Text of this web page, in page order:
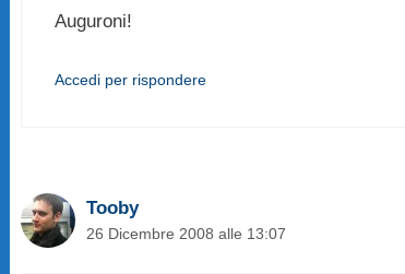
Auguroni!
Accedi per rispondere
Tooby
26 Dicembre 2008 alle 13:07